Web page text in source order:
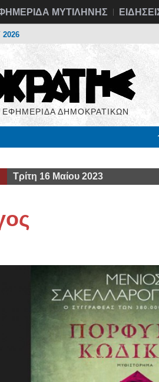
ΜΥΤΙΛΗΝΗΣ
ΔΗΜΟΚΡΑΤΙΚΩΝ
Τρίτη 16 Μαίου 2023